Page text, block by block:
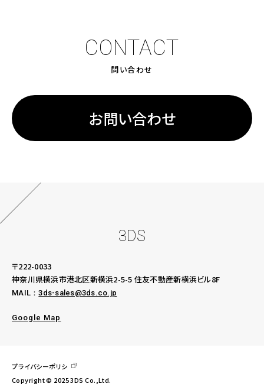
CONTACT
問い合わせ
お問い合わせ
3DS
〒222-0033
神奈川県横浜市港北区新横浜2-5-5 住友不動産新横浜ビル8F
MAIL：3ds-sales@3ds.co.jp
Google Map
プライバシーポリシ
Copyright © 2025 3DS Co.,Ltd.